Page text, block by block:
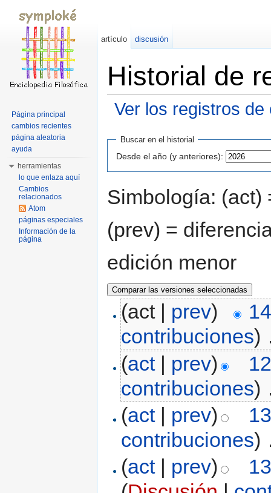
Historial de
Ver los registros de
Buscar en el historial
Desde el año (y anteriores):
Simbología: (act)
(prev) =
edición menor
(act | prev)
contribuciones)
(act| prev)
contribuciones)
(act| prev)
contribuciones)
(act| prev)
artículo discusión
Página principal
cambios recientes
página aleatoria
ayuda
herramientas
lo que enlaza aquí
Cambios
relacionados
Atom
páginas especiales
Información de la
página